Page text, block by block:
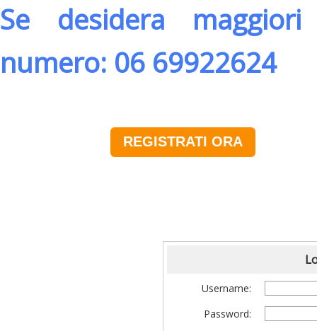
Se desidera
numero: 06 69922624
REGISTRATI ORA
Username:
Password: